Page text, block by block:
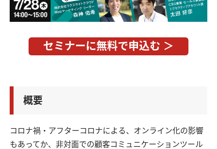
セミナーに無料で申込む ＞
概要
コロナ禍・アフターコロナによる、オンライン化の影響
もあってか、非対面での顧客コミュニケーションツール